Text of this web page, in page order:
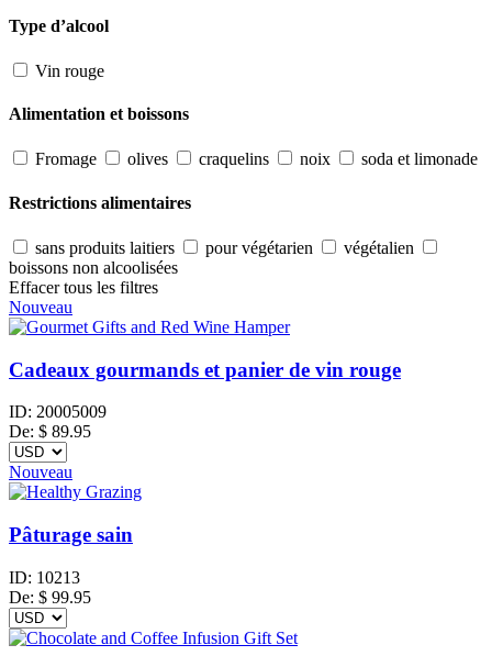
Type d’alcool
Vin rouge
Alimentation et boissons
Fromage olives craquelins noix soda et limonade
Restrictions alimentaires
sans produits laitiers pour végétarien
végétalien
boissons non alcoolisées
Effacer tous les filtres
Nouveau
Cadeaux gourmands et panier de vin rouge
ID: 20005009
De: $ 89.95
Nouveau
Pâturage sain
ID: 10213
De: $ 99.95